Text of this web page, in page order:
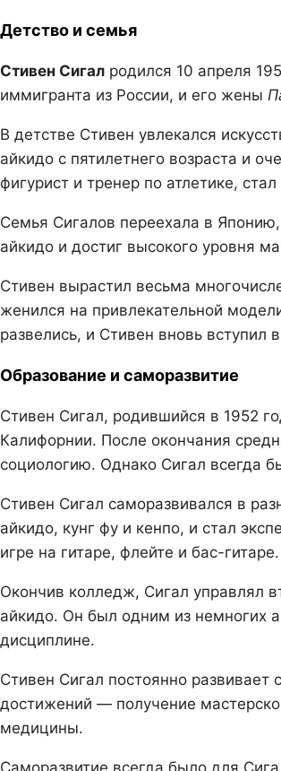
Детство и семья
Стивен Сигал родился 10 апреля
иммигранта из России, и его жены
В детстве Стивен увлекался
айкидо с пятилетнего возраста и
фигурист и тренер по атлетике,
Семья Сигалов переехала в
айкидо и достиг высокого уровня
Стивен вырастил весьма
женился на привлекательной
развелись, и Стивен вновь вступил
Образование и саморазвитие
Стивен Сигал, родившийся в 1952
Калифорнии. После окончания
социологию. Однако Сигал всегда
Стивен Сигал саморазвивался в
айкидо, кунг фу и кенпо, и стал
игре на гитаре, флейте и бас-гитаре.
Окончив колледж, Сигал управлял
айкидо. Он был одним из немногих
дисциплине.
Стивен Сигал постоянно развивает
достижений — получение
медицины.